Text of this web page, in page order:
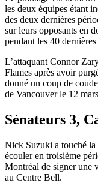
les deux équipes étant
des deux dernières
sur leurs opposants en
pendant les 40
L’attaquant Connor
Flames après avoir
donné un coup de
de Vancouver le 12
Sénateurs 3,
Nick Suzuki a touché la
écouler en troisième
Montréal de signer une
au Centre Bell.